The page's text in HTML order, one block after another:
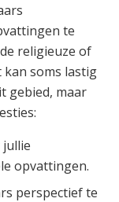
te
religieuze of
soms lastig
gebied, maar
opvattingen.
perspectief te